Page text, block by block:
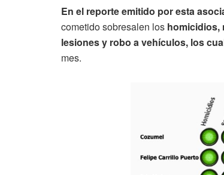
En el reporte emitido por esta
cometido sobresalen los homicidios,
lesiones y robo a vehículos, los
mes.